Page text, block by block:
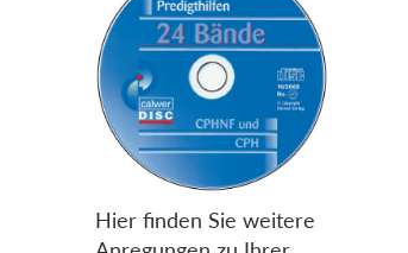
Hier finden Sie weitere